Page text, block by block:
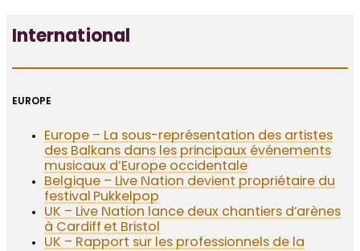
International
EUROPE
Europe – La sous-représentation des artistes
des Balkans dans les principaux événements
musicaux d’Europe occidentale
Belgique – Live Nation devient propriétaire du
festival Pukkelpop
UK – Live Nation lance deux chantiers d’arènes
à Cardiff et Bristol
UK – Rapport sur les professionnels de la